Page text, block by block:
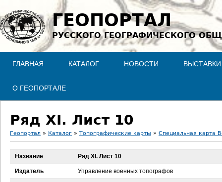
Jump to navigation
ГЕОПОРТАЛ
РУССКОГО ГЕОГРАФИЧЕСКОГО
ГЛАВНАЯ КАТАЛОГ НОВОСТИ ВЫСТАВКИ
О ГЕОПОРТАЛЕ
Ряд XI. Лист 10
В
ы
Геопортал » Каталог » Топографические карты » Специальная карта
Название Ряд XI. Лист 10
Издатель Управление военных топографов